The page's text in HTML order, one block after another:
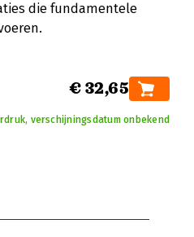
die fundamentele
€ 32,65
verschijningsdatum onbekend